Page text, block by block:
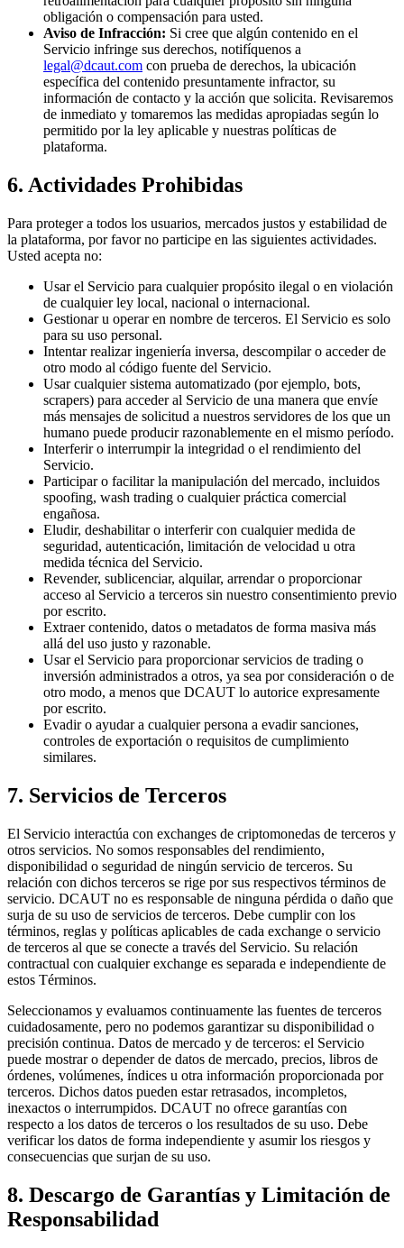
obligación o compensación para usted.
Aviso de Infracción: Si cree que algún contenido en el
Servicio infringe sus derechos, notifíquenos a
legal@dcaut.com con prueba de derechos, la ubicación
específica del contenido presuntamente infractor, su
información de contacto y la acción que solicita. Revisaremos
de inmediato y tomaremos las medidas apropiadas según lo
permitido por la ley aplicable y nuestras políticas de
plataforma.
6. Actividades Prohibidas
Para proteger a todos los usuarios, mercados justos y estabilidad de
la plataforma, por favor no participe en las siguientes actividades.
Usted acepta no:
Usar el Servicio para cualquier propósito ilegal o en violación
de cualquier ley local, nacional o internacional.
Gestionar u operar en nombre de terceros. El Servicio es solo
para su uso personal.
Intentar realizar ingeniería inversa, descompilar o acceder de
otro modo al código fuente del Servicio.
Usar cualquier sistema automatizado (por ejemplo, bots,
scrapers) para acceder al Servicio de una manera que envíe
más mensajes de solicitud a nuestros servidores de los que un
humano puede producir razonablemente en el mismo período.
Interferir o interrumpir la integridad o el rendimiento del
Servicio.
Participar o facilitar la manipulación del mercado, incluidos
spoofing, wash trading o cualquier práctica comercial
engañosa.
Eludir, deshabilitar o interferir con cualquier medida de
seguridad, autenticación, limitación de velocidad u otra
medida técnica del Servicio.
Revender, sublicenciar, alquilar, arrendar o proporcionar
acceso al Servicio a terceros sin nuestro consentimiento previo
por escrito.
Extraer contenido, datos o metadatos de forma masiva más
allá del uso justo y razonable.
Usar el Servicio para proporcionar servicios de trading o
inversión administrados a otros, ya sea por consideración o de
otro modo, a menos que DCAUT lo autorice expresamente
por escrito.
Evadir o ayudar a cualquier persona a evadir sanciones,
controles de exportación o requisitos de cumplimiento
similares.
7. Servicios de Terceros
El Servicio interactúa con exchanges de criptomonedas de terceros y
otros servicios. No somos responsables del rendimiento,
disponibilidad o seguridad de ningún servicio de terceros. Su
relación con dichos terceros se rige por sus respectivos términos de
servicio. DCAUT no es responsable de ninguna pérdida o daño que
surja de su uso de servicios de terceros. Debe cumplir con los
términos, reglas y políticas aplicables de cada exchange o servicio
de terceros al que se conecte a través del Servicio. Su relación
contractual con cualquier exchange es separada e independiente de
estos Términos.
Seleccionamos y evaluamos continuamente las fuentes de terceros
cuidadosamente, pero no podemos garantizar su disponibilidad o
precisión continua. Datos de mercado y de terceros: el Servicio
puede mostrar o depender de datos de mercado, precios, libros de
órdenes, volúmenes, índices u otra información proporcionada por
terceros. Dichos datos pueden estar retrasados, incompletos,
inexactos o interrumpidos. DCAUT no ofrece garantías con
respecto a los datos de terceros o los resultados de su uso. Debe
verificar los datos de forma independiente y asumir los riesgos y
consecuencias que surjan de su uso.
8. Descargo de Garantías y Limitación de
Responsabilidad